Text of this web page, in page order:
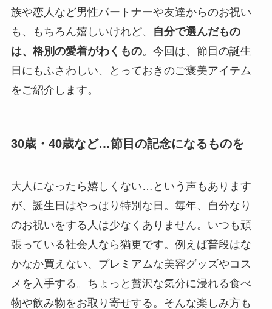
族や恋人など男性パートナーや友達からのお祝い
も、もちろん嬉しいけれど、
自分で選んだもの
は、格別の愛着がわくもの。今回は、節目の誕生
日にもふさわしい、とっておきのご褒美アイテム
をご紹介します。
30歳・40歳など…節目の記念になるものを
大人になったら嬉しくない…という声もあります
が、誕生日はやっぱり特別な日。毎年、自分なり
のお祝いをする人は少なくありません。いつも頑
張っている社会人なら猶更です。例えば普段はな
かなか買えない、プレミアムな美容グッズやコス
メを入手する。ちょっと贅沢な気分に浸れる食べ
物や飲み物をお取り寄せする。そんな楽しみ方も